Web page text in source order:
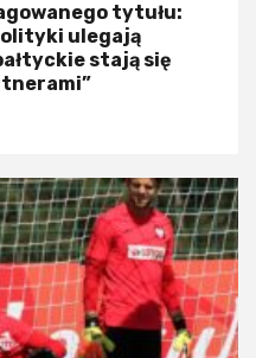
tytułu:
ulegają
stają się